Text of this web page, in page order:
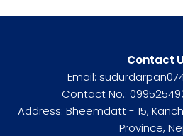
Contact
Email:
Contact No.:
Address: Bheemdatt - 15,
Province,